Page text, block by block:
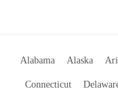
Alabama Alaska
Connecticut